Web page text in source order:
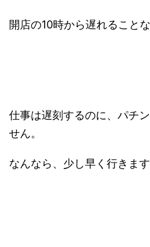
開店の10時から遅れること
仕事は遅刻するのに、パチ
せん。
なんなら、少し早く行きます